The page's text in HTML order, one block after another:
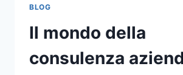
PER
L’ARREDO
GIARDINO
BLOG
Il mondo della
consulenza